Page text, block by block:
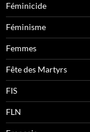
Féminicide
Féminisme
Femmes
Fête des Martyrs
FIS
FLN